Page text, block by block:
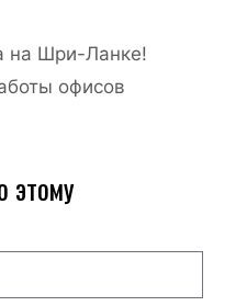
на Шри-Ланке!
офисов
этому